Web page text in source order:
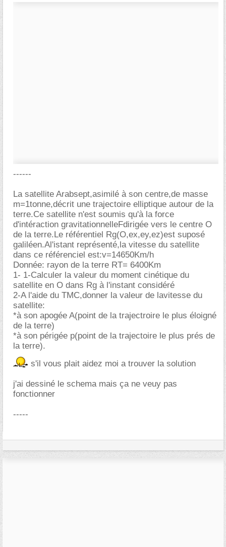
------
La satellite Arabsept,asimilé à son centre,de masse
m=1tonne,décrit une trajectoire elliptique autour de la
terre.Ce satellite n'est soumis qu'à la force
d'intéraction gravitationnelleFdirigée vers le centre O
de la terre.Le référentiel Rg(O,ex,ey,ez)est suposé
galiléen.Al'istant représenté,la vitesse du satellite
dans ce référenciel est:v=14650Km/h
Donnée: rayon de la terre RT= 6400Km
1- 1-Calculer la valeur du moment cinétique du
satellite en O dans Rg à l'instant considéré
2-A l'aide du TMC,donner la valeur de lavitesse du
satellite:
*à son apogée A(point de la trajectroire le plus éloigné
de la terre)
*à son périgée p(point de la trajectoire le plus prés de
la terre).
s'il vous plait aidez moi a trouver la solution
j'ai dessiné le schema mais ça ne veuy pas
fonctionner
-----